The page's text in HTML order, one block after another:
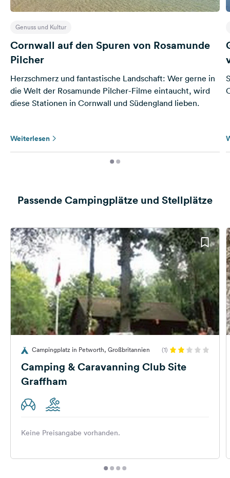
Genuss und Kultur
Cornwall auf den Spuren von Rosamunde
Pilcher
Herzschmerz und fantastische Landschaft: Wer gerne in
die Welt der Rosamunde Pilcher-Filme eintaucht, wird
diese Stationen in Cornwall und Südengland lieben.
Weiterlesen
Passende Campingplätze und Stellplätze
Campingplatz in Petworth, Großbritannien (1)
Camping & Caravanning Club Site
Graffham
Keine Preisangabe vorhanden.